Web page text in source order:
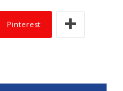
Pinterest